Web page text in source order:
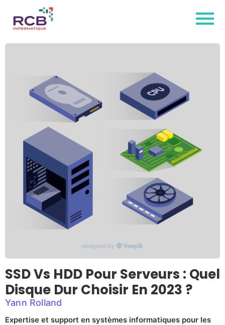
SSD Vs HDD Pour Serveurs : Quel
Disque Dur Choisir En 2023 ?
Yann Rolland
Expertise et support en systèmes informatiques pour les